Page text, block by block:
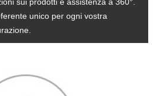
unico per ogni vostra